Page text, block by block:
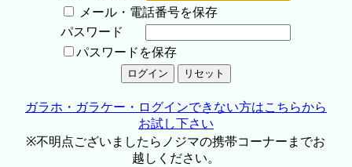
メール・電話番号を保存
パスワード
パスワードを保存
ガラホ・ガラケー・ログインできない方はこちらから
お試し下さい
※不明点ございましたらノジマの携帯コーナーまでお
越しください。